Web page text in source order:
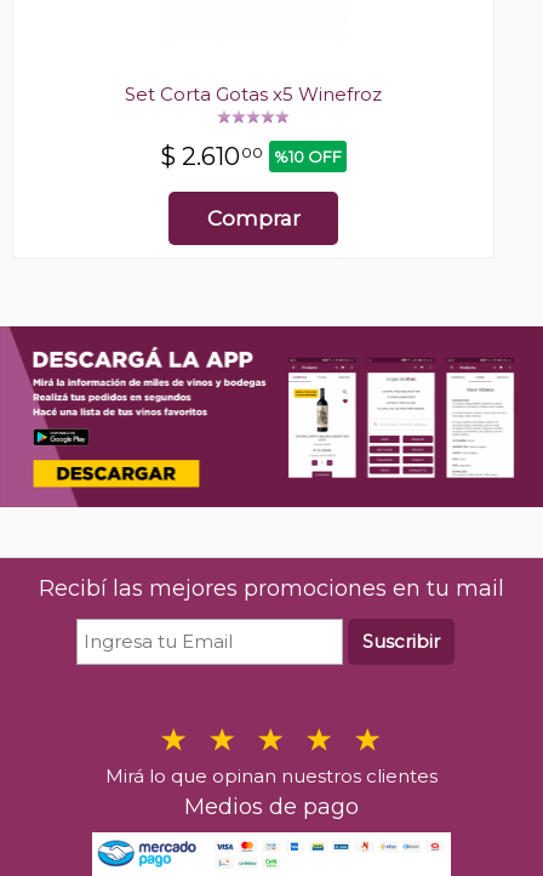
Set Corta Gotas x5 Winefroz
$ 2.61000 %10 OFF
Comprar
Recibí las mejores promociones en tu mail
Suscribir
Mirá lo que opinan nuestros clientes
Medios de pago